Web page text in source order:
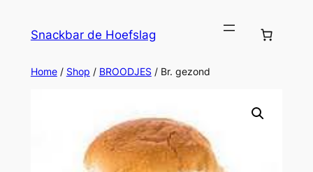
inhoud
Snackbar de Hoefslag
Home/ Shop / BROODJES/ Br. gezond